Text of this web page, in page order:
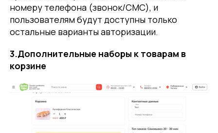
номеру телефона (звонок/СМС), и
пользователям будут доступны только
остальные варианты авторизации.
3.Дополнительные наборы к товарам в
корзине